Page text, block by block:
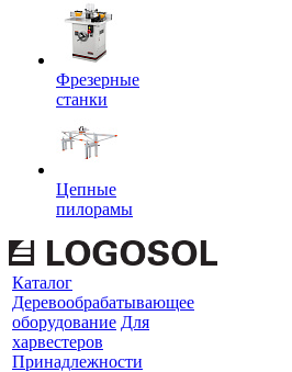
Фрезерные
станки
Цепные
пилорамы
Каталог
Деревообрабатывающее
оборудование Для
харвестеров
Принадлежности